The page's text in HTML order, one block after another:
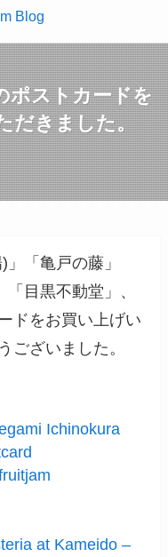
ポストカードを
だきました。
「亀戸の藤」
「目黒不動堂」、
ドをお買い上げい
ございました。
Ichinokura
at Kameido –